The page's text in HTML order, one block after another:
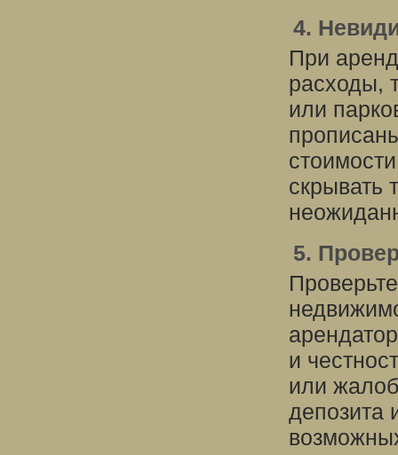
4.
При
расходы,
или
скрывать
5.
и
или
депозита